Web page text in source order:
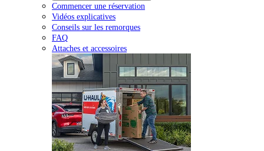
Commencer une réservation
Vidéos explicatives
Conseils sur les remorques
FAQ
Attaches et accessoires